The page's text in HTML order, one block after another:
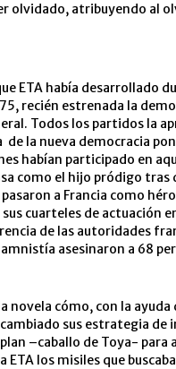
olvidado, atribuyendo al
ETA había desarrollado
recién estrenada la
Todos los partidos la
de la nueva democracia
habían participado en
como el hijo pródigo tras
a Francia como
cuarteles de actuación
de las autoridades
amnistía asesinaron a 68
novela cómo, con la
cambiado sus estrategia
–caballo de Toya-
ETA los misiles que